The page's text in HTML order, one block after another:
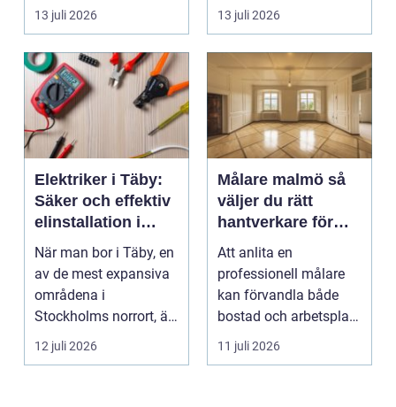
Stockholm handlar
valet av däck...
13 juli 2026
tänder, men skjuter
upp att gör...
13 juli 2026
Elektriker i Täby:
Säker och effektiv
elinstallation i
norrort
När man bor i Täby, en
av de mest expansiva
områdena i
Stockholms norrort, är
b...
12 juli 2026
Målare malmö så
väljer du rätt
hantverkare för
hem och företag
Att anlita en
professionell målare
kan förvandla både
bostad och arbetsplats
på kort tid. Färger, yt...
11 juli 2026